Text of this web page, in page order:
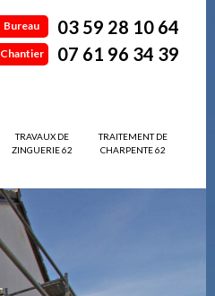
Bureau 03 59 28 10 64
Chantier 07 61 96 34 39
TRAVAUX DE
ZINGUERIE 62
TRAITEMENT DE
CHARPENTE 62